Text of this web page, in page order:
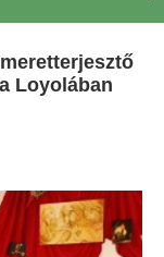
Loyolában